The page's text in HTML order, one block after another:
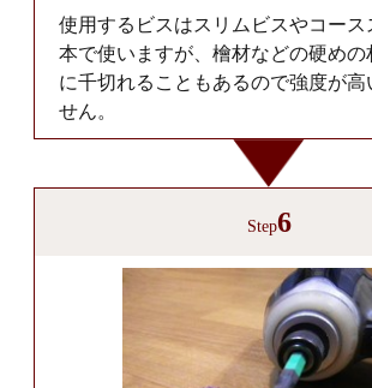
使用するビスはスリムビスやコース
本で使いますが、檜材などの硬めの
に千切れることもあるので強度が高
せん。
Step6